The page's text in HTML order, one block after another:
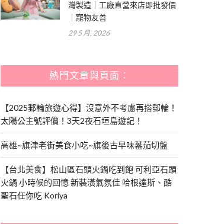
灣製造｜工廠直營來店即批發價
｜寵物友善
29 5 月, 2026
熱門文章與頁面︰
【2025郵輪旅遊心得】沒意外不考慮再搭郵輪！
太陽公主號評價！3天2夜石垣島遊記！
高雄~旗津老街美食小吃~旗後古早味蕃茄切盤
【台北美食】松山區石頭火鍋吃到飽 可利亞石頭
火鍋 小時候的回憶 新裝潢氣氛佳 哈根達斯、酷
聖石任你吃 Koriya